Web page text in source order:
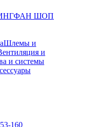
ФАН ШОП
Шлемы и
и
и системы
160